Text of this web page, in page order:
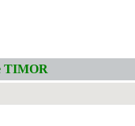
TIMOR